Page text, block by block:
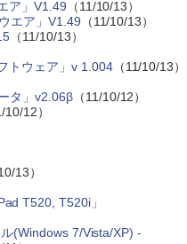
ア」V1.49 （11/10/13）
エア」V1.49 （11/10/13）
（11/10/13）
トウェア」v 1.004（11/10/13）
タ」v2.06β（11/10/12）
10/12）
13）
T520, T520i」
(Windows 7/Vista/XP) -